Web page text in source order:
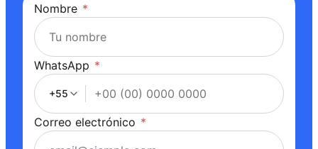
Nombre *
WhatsApp *
+55
Correo electrónico *